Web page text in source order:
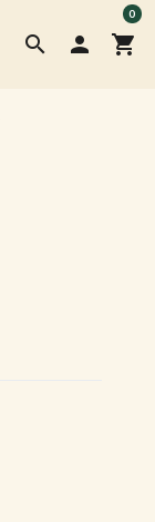
search  shopping_cart
0